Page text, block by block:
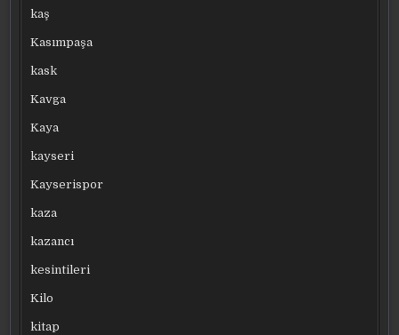
kaş
Kasımpaşa
kask
Kavga
Kaya
kayseri
Kayserispor
kaza
kazancı
kesintileri
Kilo
kitap